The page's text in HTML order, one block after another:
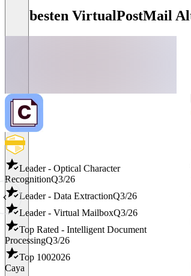
Die besten VirtualPostMail
Leader - Optical Character
RecognitionQ3/26
Leader - Data ExtractionQ3/26
Leader - Virtual MailboxQ3/26
Top Rated - Intelligent Document
ProcessingQ3/26
Top 1002026
Caya